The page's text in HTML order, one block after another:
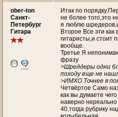
ober-ton
Санкт-
Петербург
Гитара
Итак по
не более того,это
я люблю
Второе Все эти
гитаристы,и стоит
вообще.
Третье Я
фразу
>Шреддеры одни
походу еще не
>ИМХО Точнее я
Четвёртое Само
как вы думаете
наверно
40,тогда рубрику